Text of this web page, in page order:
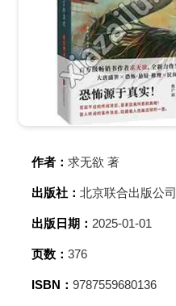
作者： 求无欲 著
出版社： 北京联合出版公司
出版日期： 2025-01-01
页数： 376
ISBN： 9787559680136